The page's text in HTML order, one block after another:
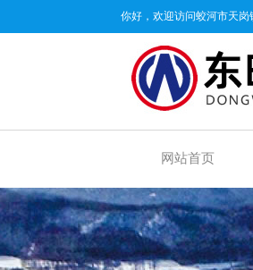
你好，欢迎访问蛟河市天岗
网站首页